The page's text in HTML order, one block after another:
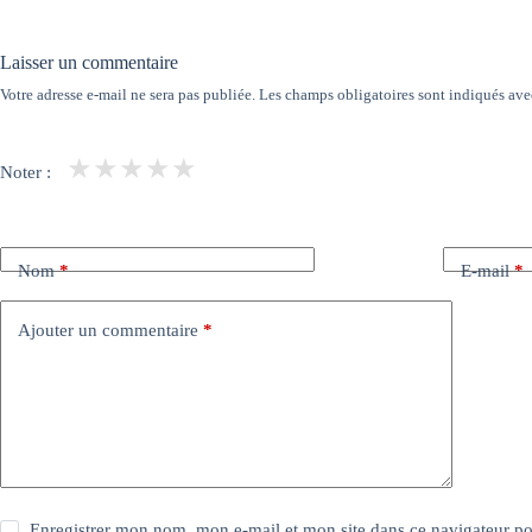
Laisser un commentaire
Votre adresse e-mail ne sera pas publiée. Les champs obligatoires sont indiqués
Noter : ★
★
★
★
★
Nom* E-mail*
Ajouter un commentaire *